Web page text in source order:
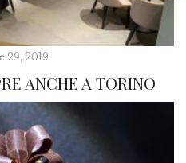
29, 2019
ANCHE A TORINO